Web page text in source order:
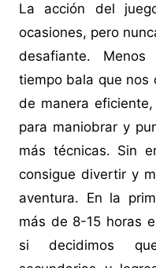
La acción del
ocasiones, pero
desafiante.
tiempo bala que nos
de manera
para maniobrar y
más técnicas. Sin
consigue divertir y
aventura. En la
más de 8-15 horas
si decidimos